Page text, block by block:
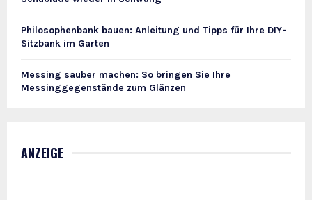
Philosophenbank bauen: Anleitung und Tipps für Ihre DIY-
Sitzbank im Garten
Messing sauber machen: So bringen Sie Ihre
Messinggegenstände zum Glänzen
ANZEIGE